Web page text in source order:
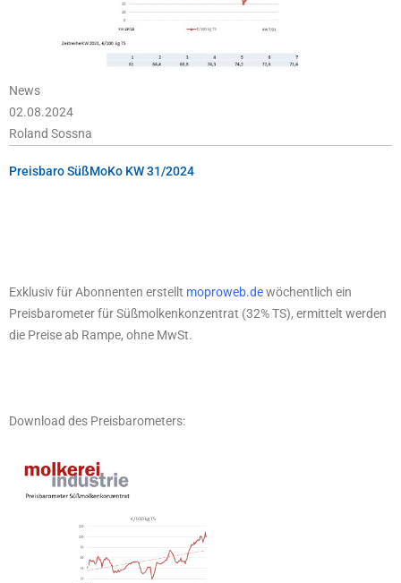
News
02.08.2024
Roland Sossna
Preisbaro SüßMoKo KW 31/2024
Exklusiv für Abonnenten erstellt moproweb.dewöchentlich ein
Preisbarometer für Süßmolkenkonzentrat (32% TS), ermittelt werden
die Preise ab Rampe, ohne MwSt.
Download des Preisbarometers: